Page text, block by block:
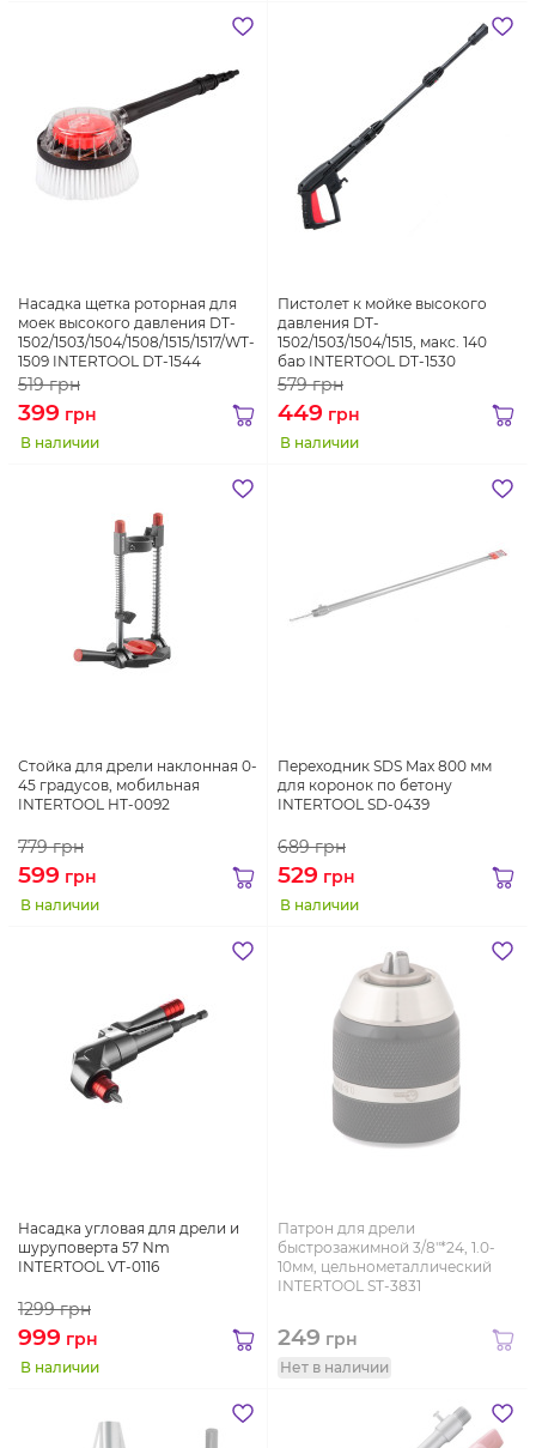
Насадка щетка роторная для
моек высокого давления DT-
1502/1503/1504/1508/1515/1517/WT-
1509 INTERTOOL DT-1544
519грн
399 грн
В наличии
Пистолет к мойке высокого
давления DT-
1502/1503/1504/1515, макс. 140
бар INTERTOOL DT-1530
579грн
449 грн
В наличии
Стойка для дрели наклонная 0-
45 градусов, мобильная
INTERTOOL HT-0092
779грн
599 грн
В наличии
Переходник SDS Max 800 мм
для коронок по бетону
INTERTOOL SD-0439
689грн
529 грн
В наличии
Насадка угловая для дрели и
шуруповерта 57 Nm
INTERTOOL VT-0116
1299грн
999 грн
В наличии
Патрон для дрели
быстрозажимной 3/8"*24, 1.0-
10мм, цельнометаллический
INTERTOOL ST-3831
249 грн
Нет в наличии